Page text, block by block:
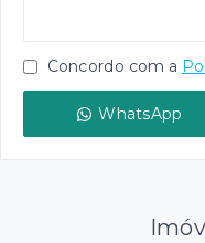
Concordo com a
WhatsApp